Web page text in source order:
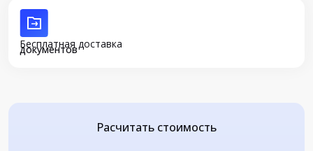
Бесплатная доставка
документов
Расчитать стоимость